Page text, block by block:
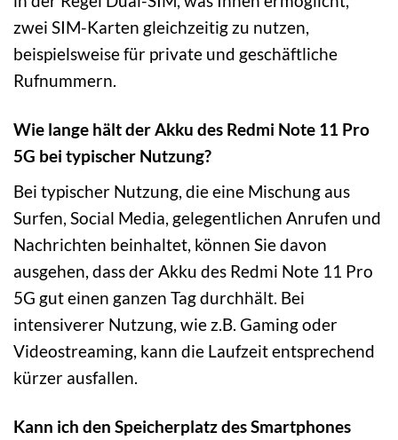
zwei SIM-Karten gleichzeitig zu nutzen,
beispielsweise für private und geschäftliche
Rufnummern.
Wie lange hält der Akku des Redmi Note 11 Pro
5G bei typischer Nutzung?
Bei typischer Nutzung, die eine Mischung aus
Surfen, Social Media, gelegentlichen Anrufen und
Nachrichten beinhaltet, können Sie davon
ausgehen, dass der Akku des Redmi Note 11 Pro
5G gut einen ganzen Tag durchhält. Bei
intensiverer Nutzung, wie z.B. Gaming oder
Videostreaming, kann die Laufzeit entsprechend
kürzer ausfallen.
Kann ich den Speicherplatz des Smartphones